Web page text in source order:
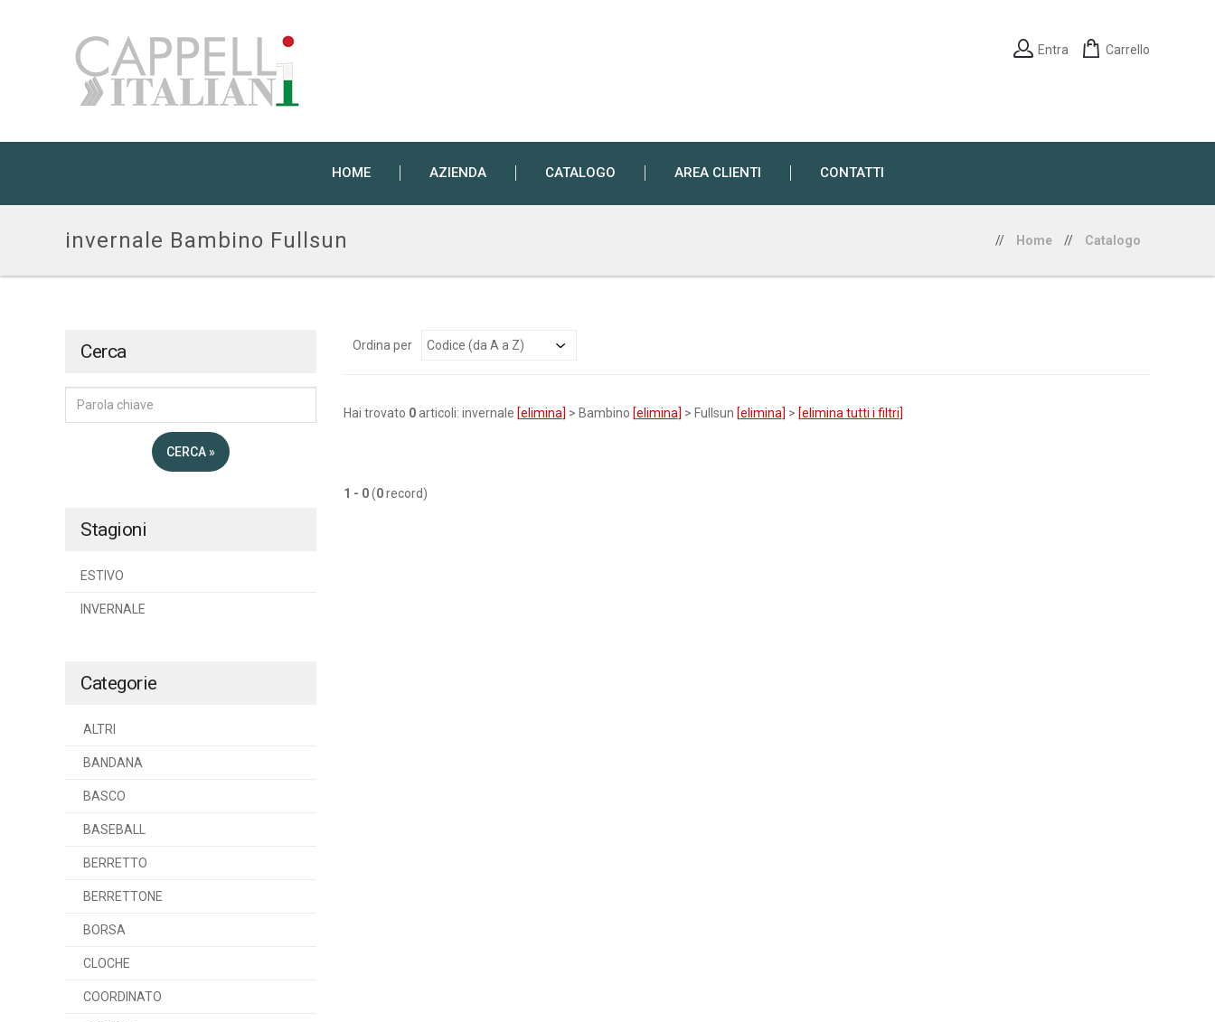
Entra Carrello
HOME AZIENDA CATALOGO AREA CLIENTI CONTATTI
invernale Bambino Fullsun // Home // Catalogo
Cerca
CERCA »
Stagioni
ESTIVO
INVERNALE
Categorie
ALTRI
BANDANA
BASCO
BASEBALL
BERRETTO
BERRETTONE
BORSA
CLOCHE
COORDINATO
Ordina per
Hai trovato 0articoli: invernale [elimina] > Bambino [elimina] > Fullsun [elimina] > [elimina tutti i filtri]
1 - 0(0record)